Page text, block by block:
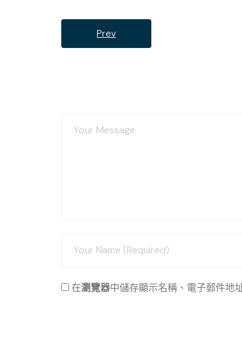
Prev
在瀏覽器中儲存顯示名稱、電子郵件地